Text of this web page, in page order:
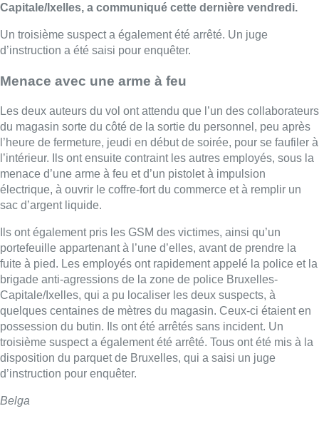
Capitale/Ixelles, a communiqué cette dernière vendredi.
Un troisième suspect a également été arrêté. Un juge
d’instruction a été saisi pour enquêter.
Menace avec une arme à feu
Les deux auteurs du vol ont attendu que l’un des collaborateurs
du magasin sorte du côté de la sortie du personnel, peu après
l’heure de fermeture, jeudi en début de soirée, pour se faufiler à
l’intérieur. Ils ont ensuite contraint les autres employés, sous la
menace d’une arme à feu et d’un pistolet à impulsion
électrique, à ouvrir le coffre-fort du commerce et à remplir un
sac d’argent liquide.
Ils ont également pris les GSM des victimes, ainsi qu’un
portefeuille appartenant à l’une d’elles, avant de prendre la
fuite à pied. Les employés ont rapidement appelé la police et la
brigade anti-agressions de la zone de police Bruxelles-
Capitale/Ixelles, qui a pu localiser les deux suspects, à
quelques centaines de mètres du magasin. Ceux-ci étaient en
possession du butin. Ils ont été arrêtés sans incident. Un
troisième suspect a également été arrêté. Tous ont été mis à la
disposition du parquet de Bruxelles, qui a saisi un juge
d’instruction pour enquêter.
Belga